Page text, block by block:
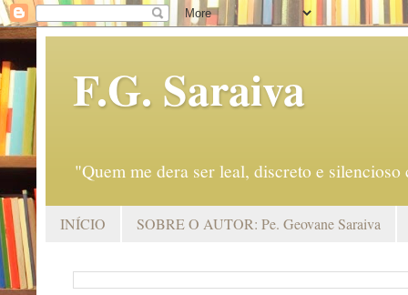
F.G. Saraiva
"Quem me dera ser leal, discreto e
INÍCIO SOBRE O AUTOR: Pe. Geovane Saraiva